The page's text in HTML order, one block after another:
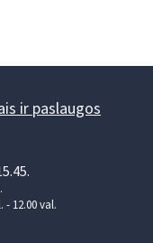
ir paslaugos
12.00 val.